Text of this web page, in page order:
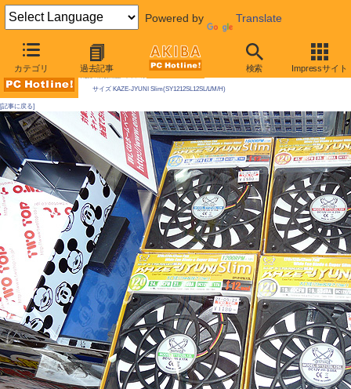
Powered by Translate
カテゴリ 過去記事 検索 Impressサイト
AKIBA PC Hotline! 2009年5月23日号
サイズ KAZE-JYUNI Slim(SY1212SL12SL/L/M/H)
[記事に戻る]